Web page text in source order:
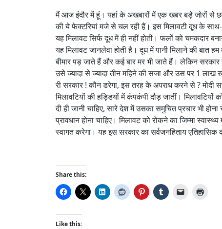
मैं आज इंदौर में हूं। यहां के अखबारों में एक खबर बड़े जोरों से
की ये फेक्टरियां मजे से चल रही हैं। इस मिलावटी दूध के
यह मिलावट सिर्फ दूध में ही नहीं होती। फलों को चमकदार
यह मिलावट जानलेवा होती है। दूध में पानी मिलाने की
बीमार पड़ जाते हैं और कई बार मर भी जाते हैं। लेकिन
उसे ज्यादा से ज्यादा तीन महिने की सजा और उस पर 1 लाख
री सरकार ! कौन डरेगा, इस तरह के अपराध करने से ? मोदी
मिलावटियों की हड्डियों में कंपकंपी दौड़ जातीं।
दी ही जानी चाहिए, सारे देश में उसका समुचित प्रचार भी
प्रावधान होना चाहिए। मिलावट को रोकने का जिम्मा
स्वागत करेगा। यह इस सरकार का सर्वजनहिताय एतिहासिक
Share this:
Like this: